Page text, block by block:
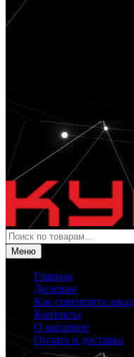
Искать:
Меню
Главная
Дилерам
Как совершить заказ
Контакты
О магазине
Оплата и доставка